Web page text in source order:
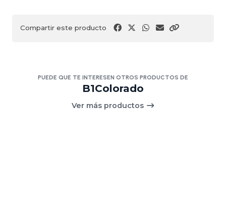
Compartir este producto
PUEDE QUE TE INTERESEN OTROS PRODUCTOS DE
B1Colorado
Ver más productos